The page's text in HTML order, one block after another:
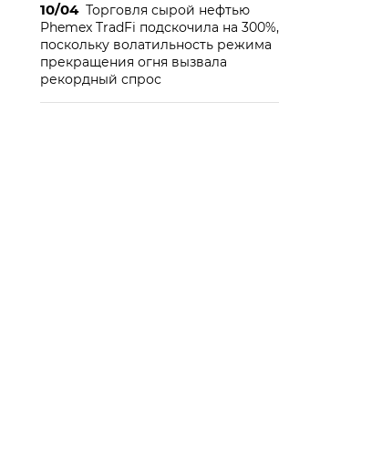
10/04 Торговля сырой нефтью
Phemex TradFi подскочила на 300%,
поскольку волатильность режима
прекращения огня вызвала
рекордный спрос